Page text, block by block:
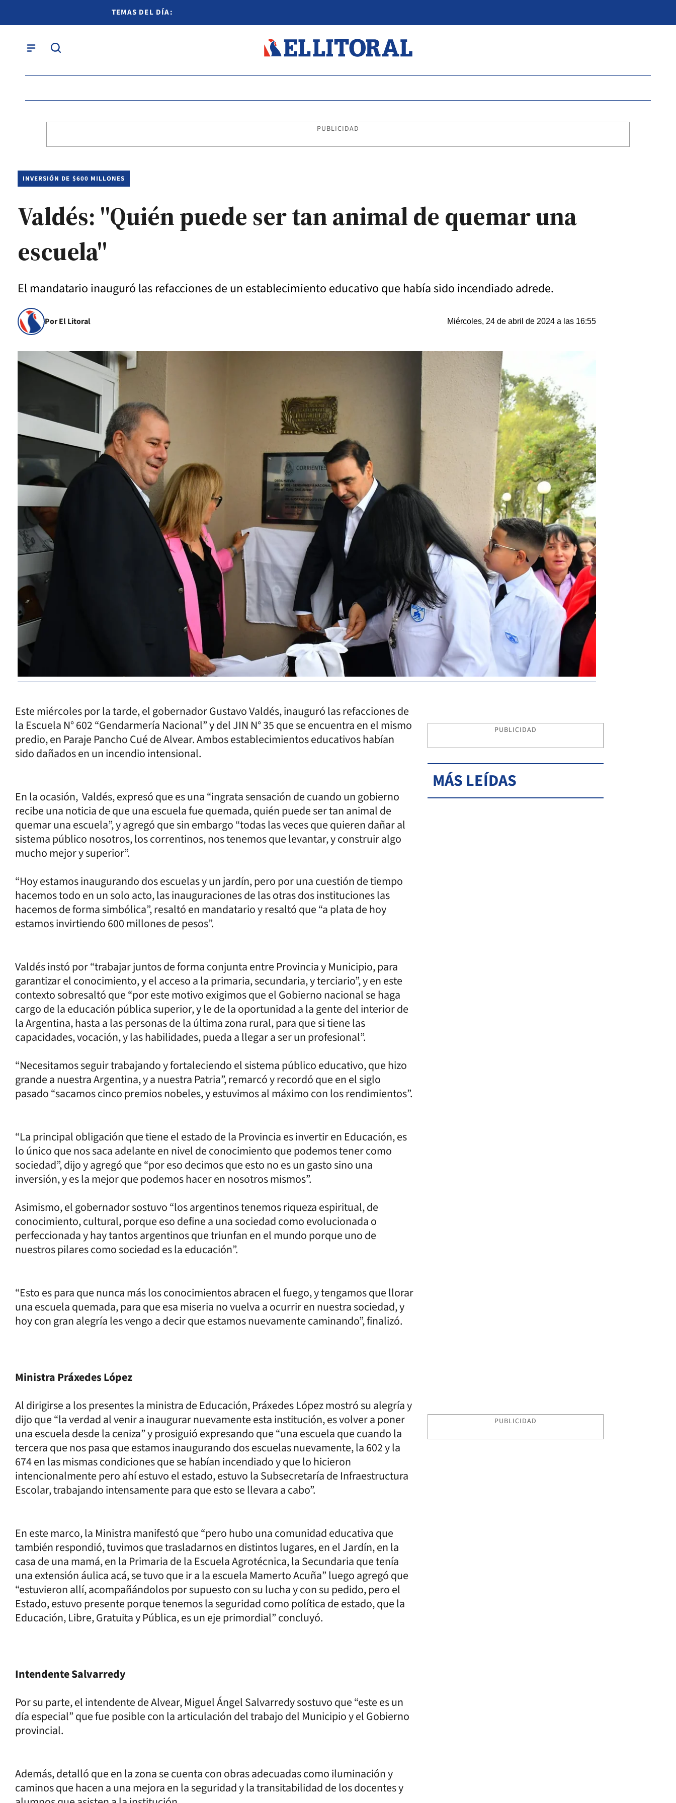
TEMAS DEL DÍA:
PUBLICIDAD
INVERSIÓN DE $600 MILLONES
Valdés: "Quién puede ser tan animal de quemar una
escuela"
El mandatario inauguró las refacciones de un establecimiento educativo que había sido incendiado adrede.
Por El Litoral Miércoles, 24 de abril de 2024 a las 16:55
Este miércoles por la tarde, el gobernador Gustavo Valdés, inauguró las refacciones de
la Escuela N° 602 “Gendarmería Nacional” y del JIN N° 35 que se encuentra en el mismo
predio, en Paraje Pancho Cué de Alvear. Ambos establecimientos educativos habían
sido dañados en un incendio intensional.
En la ocasión, Valdés, expresó que es una “ingrata sensación de cuando un gobierno
recibe una noticia de que una escuela fue quemada, quién puede ser tan animal de
quemar una escuela”, y agregó que sin embargo “todas las veces que quieren dañar al
sistema público nosotros, los correntinos, nos tenemos que levantar, y construir algo
mucho mejor y superior”.
“Hoy estamos inaugurando dos escuelas y un jardín, pero por una cuestión de tiempo
hacemos todo en un solo acto, las inauguraciones de las otras dos instituciones las
hacemos de forma simbólica”, resaltó en mandatario y resaltó que “a plata de hoy
estamos invirtiendo 600 millones de pesos”.
Valdés instó por “trabajar juntos de forma conjunta entre Provincia y Municipio, para
garantizar el conocimiento, y el acceso a la primaria, secundaria, y terciario”, y en este
contexto sobresaltó que “por este motivo exigimos que el Gobierno nacional se haga
cargo de la educación pública superior, y le de la oportunidad a la gente del interior de
la Argentina, hasta a las personas de la última zona rural, para que si tiene las
capacidades, vocación, y las habilidades, pueda a llegar a ser un profesional”.
“Necesitamos seguir trabajando y fortaleciendo el sistema público educativo, que hizo
grande a nuestra Argentina, y a nuestra Patria”, remarcó y recordó que en el siglo
pasado “sacamos cinco premios nobeles, y estuvimos al máximo con los rendimientos”.
“La principal obligación que tiene el estado de la Provincia es invertir en Educación, es
lo único que nos saca adelante en nivel de conocimiento que podemos tener como
sociedad”, dijo y agregó que “por eso decimos que esto no es un gasto sino una
inversión, y es la mejor que podemos hacer en nosotros mismos”.
Asimismo, el gobernador sostuvo “los argentinos tenemos riqueza espiritual, de
conocimiento, cultural, porque eso define a una sociedad como evolucionada o
perfeccionada y hay tantos argentinos que triunfan en el mundo porque uno de
nuestros pilares como sociedad es la educación”.
“Esto es para que nunca más los conocimientos abracen el fuego, y tengamos que llorar
una escuela quemada, para que esa miseria no vuelva a ocurrir en nuestra sociedad, y
hoy con gran alegría les vengo a decir que estamos nuevamente caminando”, finalizó.
Ministra Práxedes López
Al dirigirse a los presentes la ministra de Educación, Práxedes López mostró su alegría y
dijo que “la verdad al venir a inaugurar nuevamente esta institución, es volver a poner
una escuela desde la ceniza” y prosiguió expresando que “una escuela que cuando la
tercera que nos pasa que estamos inaugurando dos escuelas nuevamente, la 602 y la
674 en las mismas condiciones que se habían incendiado y que lo hicieron
intencionalmente pero ahí estuvo el estado, estuvo la Subsecretaría de Infraestructura
Escolar, trabajando intensamente para que esto se llevara a cabo”.
En este marco, la Ministra manifestó que “pero hubo una comunidad educativa que
también respondió, tuvimos que trasladarnos en distintos lugares, en el Jardín, en la
casa de una mamá, en la Primaria de la Escuela Agrotécnica, la Secundaria que tenía
una extensión áulica acá, se tuvo que ir a la escuela Mamerto Acuña” luego agregó que
“estuvieron allí, acompañándolos por supuesto con su lucha y con su pedido, pero el
Estado, estuvo presente porque tenemos la seguridad como política de estado, que la
Educación, Libre, Gratuita y Pública, es un eje primordial” concluyó.
Intendente Salvarredy
Por su parte, el intendente de Alvear, Miguel Ángel Salvarredy sostuvo que “este es un
día especial” que fue posible con la articulación del trabajo del Municipio y el Gobierno
provincial.
Además, detalló que en la zona se cuenta con obras adecuadas como iluminación y
caminos que hacen a una mejora en la seguridad y la transitabilidad de los docentes y
PUBLICIDAD
MÁS LEÍDAS
PUBLICIDAD